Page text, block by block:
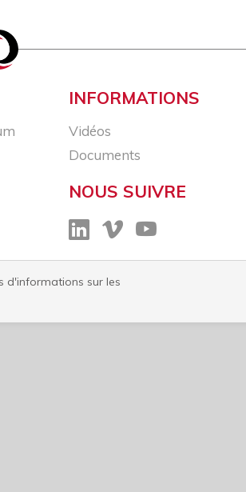
INFORMATIONS
Vidéos
Documents
NOUS SUIVRE
d'informations sur les